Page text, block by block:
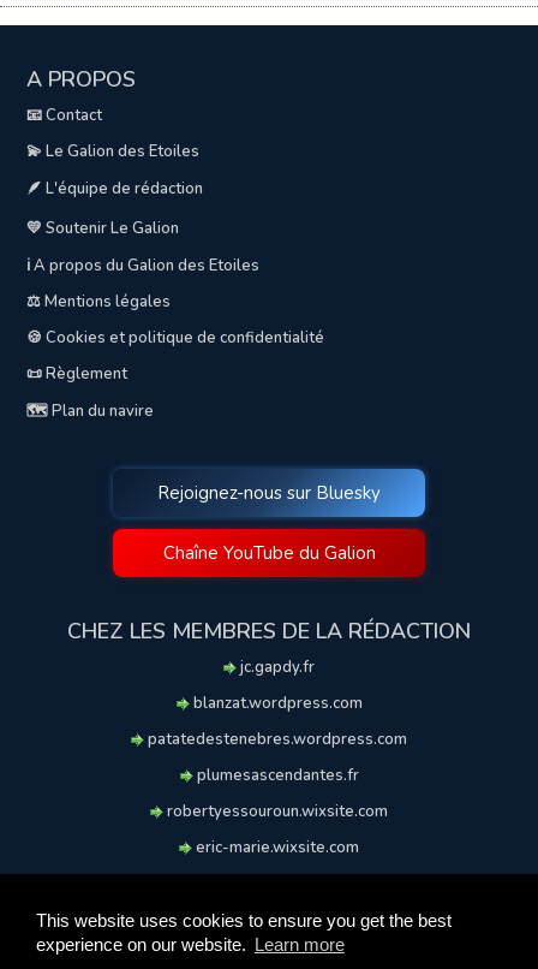
This website uses cookies to ensure you get the best
experience on our website. Learn more
A PROPOS
📧 Contact
💫 Le Galion des Etoiles
🪶 L'équipe de rédaction
💛 Soutenir Le Galion
ℹ️ A propos du Galion des Etoiles
⚖️ Mentions légales
🍪 Cookies et politique de confidentialité
📜 Règlement
🗺️ Plan du navire
Rejoignez-nous sur Bluesky
Chaîne YouTube du Galion
CHEZ LES MEMBRES DE LA RÉDACTION
jc.gapdy.fr
blanzat.wordpress.com
patatedestenebres.wordpress.com
plumesascendantes.fr
robertyessouroun.wixsite.com
eric-marie.wixsite.com
soufflereve.blogspot.com